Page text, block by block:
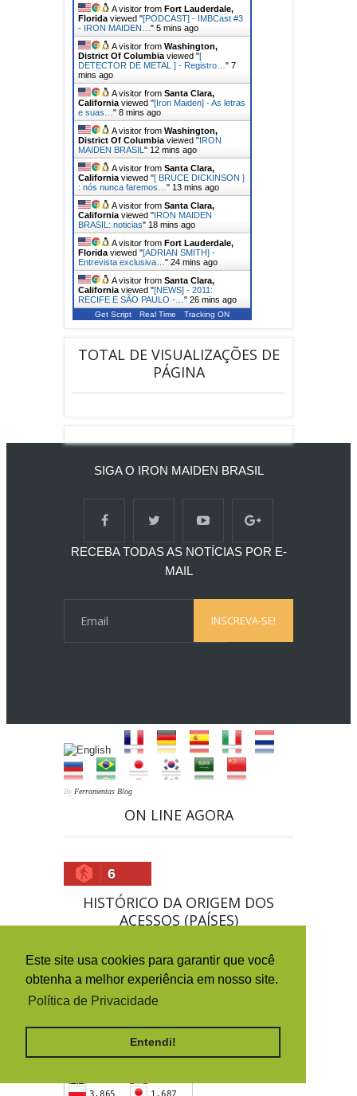
Este site usa cookies para garantir que você
obtenha a melhor experiência em nosso site.
Política de Privacidade
Entendi!
A visitor from Fort Lauderdale,
Florida viewed "[PODCAST] - IMBCast #3
- IRON MAIDEN… " 5 mins ago
A visitor from Washington,
District Of Columbia viewed "[
DETECTOR DE METAL ] - Registro… " 7
mins ago
A visitor from Santa Clara,
California viewed "[Iron Maiden] - As letras
e suas… " 9 mins ago
A visitor from Washington,
District Of Columbia viewed " IRON
MAIDEN BRASIL " 12 mins ago
A visitor from Santa Clara,
California viewed "[ BRUCE DICKINSON ]
: nós nunca faremos… " 13 mins ago
A visitor from Santa Clara,
California viewed " IRON MAIDEN
BRASIL: noticias" 18 mins ago
A visitor from Fort Lauderdale,
Florida viewed "[ADRIAN SMITH] -
Entrevista exclusiva… " 24 mins ago
A visitor from Santa Clara,
California viewed "[NEWS] - 2011:
RECIFE E SÃO PAULO -… " 26 mins ago
Get Script Real Time Tracking ON
TOTAL DE VISUALIZAÇÕES DE
PÁGINA
SIGA O IRON MAIDEN BRASIL
RECEBA TODAS AS NOTÍCIAS POR E-
MAIL
By Ferramentas Blog
ON LINE AGORA
6
HISTÓRICO DA ORIGEM DOS
ACESSOS (PAÍSES)